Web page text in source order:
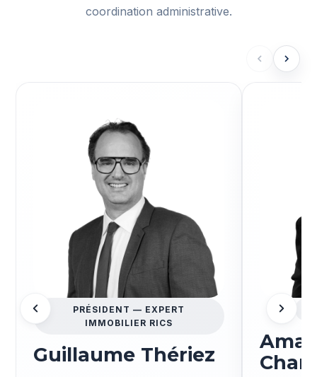
coordination administrative.
PRÉSIDENT — EXPERT
IMMOBILIER RICS
Guillaume Thériez